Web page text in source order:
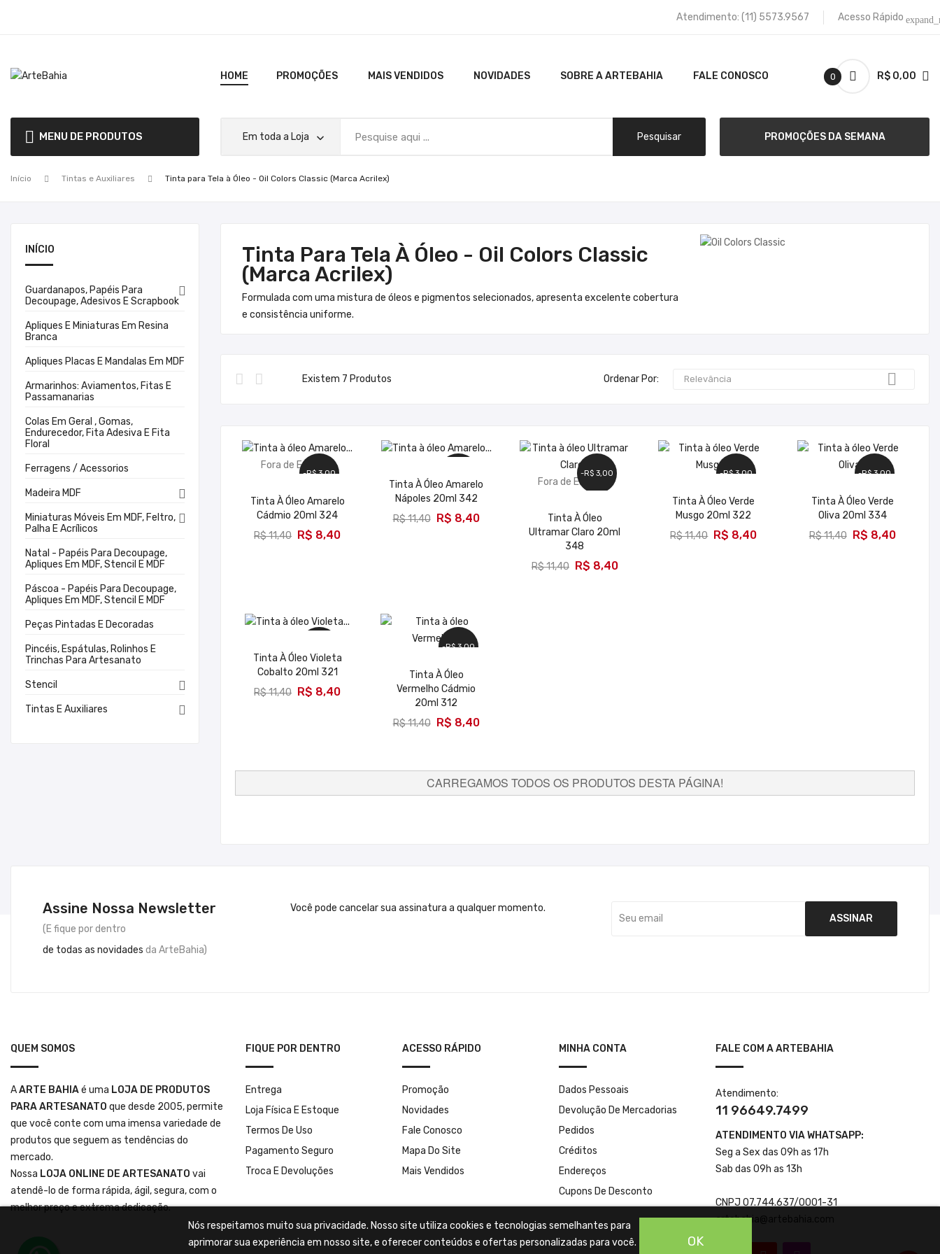
Acesso Rápido
Atendimento: (11) 5573.9567
HOME PROMOÇÕES MAIS VENDIDOS NOVIDADES SOBRE A ARTEBAHIA FALE CONOSCO 0 R$ 0,00
MENU DE PRODUTOS Pesquisar PROMOÇÕES DA SEMANA
Início Tintas e Auxiliares Tinta para Tela à Óleo - Oil Colors Classic (Marca Acrilex)
INÍCIO
Guardanapos, Papéis Para
Decoupage, Adesivos E Scrapbook

Apliques E Miniaturas Em Resina
Branca
Apliques Placas E Mandalas Em MDF
Armarinhos: Aviamentos, Fitas E
Passamanarias
Colas Em Geral , Gomas,
Endurecedor, Fita Adesiva E Fita
Floral
Ferragens / Acessorios
Madeira MDF 
Miniaturas Móveis Em MDF, Feltro,
Palha E Acrílicos

Natal - Papéis Para Decoupage,
Apliques Em MDF, Stencil E MDF
Páscoa - Papéis Para Decoupage,
Apliques Em MDF, Stencil E MDF
Peças Pintadas E Decoradas
Pincéis, Espátulas, Rolinhos E
Trinchas Para Artesanato
Stencil 
Tintas E Auxiliares 
Tinta Para Tela À Óleo - Oil Colors Classic
(Marca Acrilex)
Formulada com uma mistura de óleos e pigmentos selecionados, apresenta excelente cobertura
e consistência uniforme.
Existem 7 Produtos Ordenar Por: Relevância 
-R$ 3,00
Fora de Estoque
Tinta À Óleo Amarelo
Cádmio 20ml 324
R$ 11,40
R$ 8,40
Tinta À Óleo Amarelo
Nápoles 20ml 342
R$ 11,40
R$ 8,40
-R$ 3,00
Fora de Estoque
Tinta À Óleo
Ultramar Claro 20ml
348
R$ 11,40 R$ 8,40
-R$ 3,00
Tinta À Óleo Verde
Musgo 20ml 322
R$ 11,40 R$ 8,40
-R$ 3,00
Tinta À Óleo Verde
Oliva 20ml 334
R$ 11,40 R$ 8,40
Tinta À Óleo Violeta
Cobalto 20ml 321
R$ 11,40
R$ 8,40
-R$ 3,00
Tinta À Óleo
Vermelho Cádmio
20ml 312
R$ 11,40 R$ 8,40
CARREGAMOS TODOS OS PRODUTOS DESTA PÁGINA!
Assine Nossa Newsletter
(E fique por dentro
de todas as novidades da ArteBahia)
Você pode cancelar sua assinatura a qualquer momento.
QUEM SOMOS
AARTE BAHIAé uma LOJA DE PRODUTOS
PARA ARTESANATO que desde 2005, permite
que você conte com uma imensa variedade de
produtos que seguem as tendências do
mercado.
Nossa LOJA ONLINE DE ARTESANATO vai
atendê-lo de forma rápida, ágil, segura, com o
melhor preço e extrema dedicação.
FIQUE POR DENTRO
Entrega
Loja Física E Estoque
Termos De Uso
Pagamento Seguro
Troca E Devoluções
ACESSO RÁPIDO
Promoção
Novidades
Fale Conosco
Mapa Do Site
Mais Vendidos
MINHA CONTA
Dados Pessoais
Devolução De Mercadorias
Pedidos
Créditos
Endereços
Cupons De Desconto
FALE COM A ARTEBAHIA
Atendimento:
11 96649.7499
ATENDIMENTO VIA WHATSAPP:
Seg a Sex das 09h as 17h
Sab das 09h as 13h
CNPJ 07.744.637/0001-31
artebahia@artebahia.com
Nós respeitamos muito sua privacidade. Nosso site utiliza cookies e tecnologias semelhantes para
aprimorar sua experiência em nosso site, e oferecer conteúdos e ofertas personalizadas para você.
OK